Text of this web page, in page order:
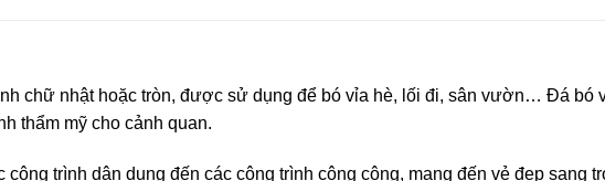
chữ nhật hoặc tròn, được sử dụng để bó vỉa hè, lối đi, sân vườn… Đá bó
thẩm mỹ cho cảnh quan.
trình dân dụng đến các công trình công cộng, mang đến vẻ đẹp sang